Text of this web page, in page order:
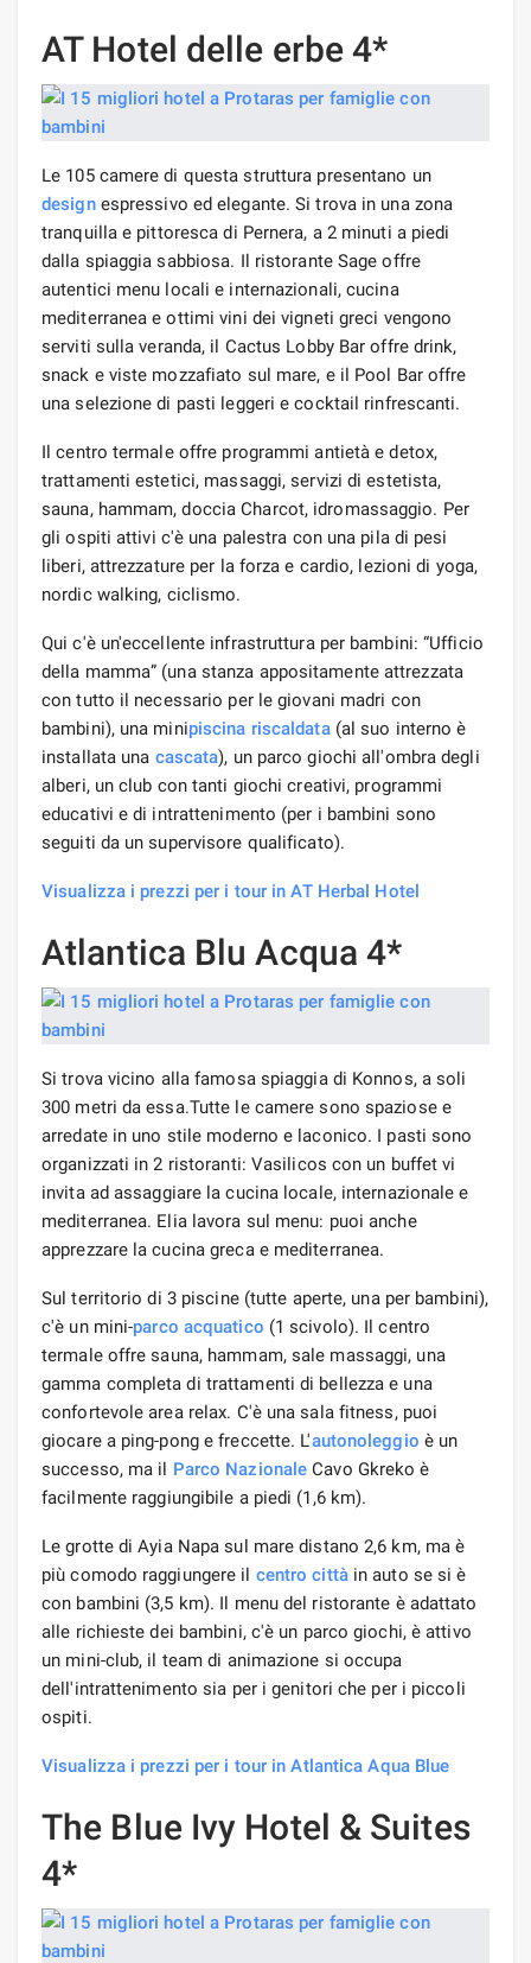
AT Hotel delle erbe 4*
Le 105 camere di questa struttura presentano un
designespressivo ed elegante. Si trova in una zona
tranquilla e pittoresca di Pernera, a 2 minuti a piedi
dalla spiaggia sabbiosa. Il ristorante Sage offre
autentici menu locali e internazionali, cucina
mediterranea e ottimi vini dei vigneti greci vengono
serviti sulla veranda, il Cactus Lobby Bar offre drink,
snack e viste mozzafiato sul mare, e il Pool Bar offre
una selezione di pasti leggeri e cocktail rinfrescanti.
Il centro termale offre programmi antietà e detox,
trattamenti estetici, massaggi, servizi di estetista,
sauna, hammam, doccia Charcot, idromassaggio. Per
gli ospiti attivi c'è una palestra con una pila di pesi
liberi, attrezzature per la forza e cardio, lezioni di yoga,
nordic walking, ciclismo.
Qui c'è un'eccellente infrastruttura per bambini: “Ufficio
della mamma” (una stanza appositamente attrezzata
con tutto il necessario per le giovani madri con
bambini), una minipiscina riscaldata(al suo interno è
installata una cascata), un parco giochi all'ombra degli
alberi, un club con tanti giochi creativi, programmi
educativi e di intrattenimento (per i bambini sono
seguiti da un supervisore qualificato).
Visualizza i prezzi per i tour in AT Herbal Hotel
Atlantica Blu Acqua 4*
Si trova vicino alla famosa spiaggia di Konnos, a soli
300 metri da essa.Tutte le camere sono spaziose e
arredate in uno stile moderno e laconico. I pasti sono
organizzati in 2 ristoranti: Vasilicos con un buffet vi
invita ad assaggiare la cucina locale, internazionale e
mediterranea. Elia lavora sul menu: puoi anche
apprezzare la cucina greca e mediterranea.
Sul territorio di 3 piscine (tutte aperte, una per bambini),
c'è un mini-parco acquatico (1 scivolo). Il centro
termale offre sauna, hammam, sale massaggi, una
gamma completa di trattamenti di bellezza e una
confortevole area relax. C'è una sala fitness, puoi
giocare a ping-pong e freccette. L'autonoleggio è un
successo, ma il Parco Nazionale Cavo Gkreko è
facilmente raggiungibile a piedi (1,6 km).
Le grotte di Ayia Napa sul mare distano 2,6 km, ma è
più comodo raggiungere il centro cittàin auto se si è
con bambini (3,5 km). Il menu del ristorante è adattato
alle richieste dei bambini, c'è un parco giochi, è attivo
un mini-club, il team di animazione si occupa
dell'intrattenimento sia per i genitori che per i piccoli
ospiti.
Visualizza i prezzi per i tour in Atlantica Aqua Blue
The Blue Ivy Hotel & Suites
4*